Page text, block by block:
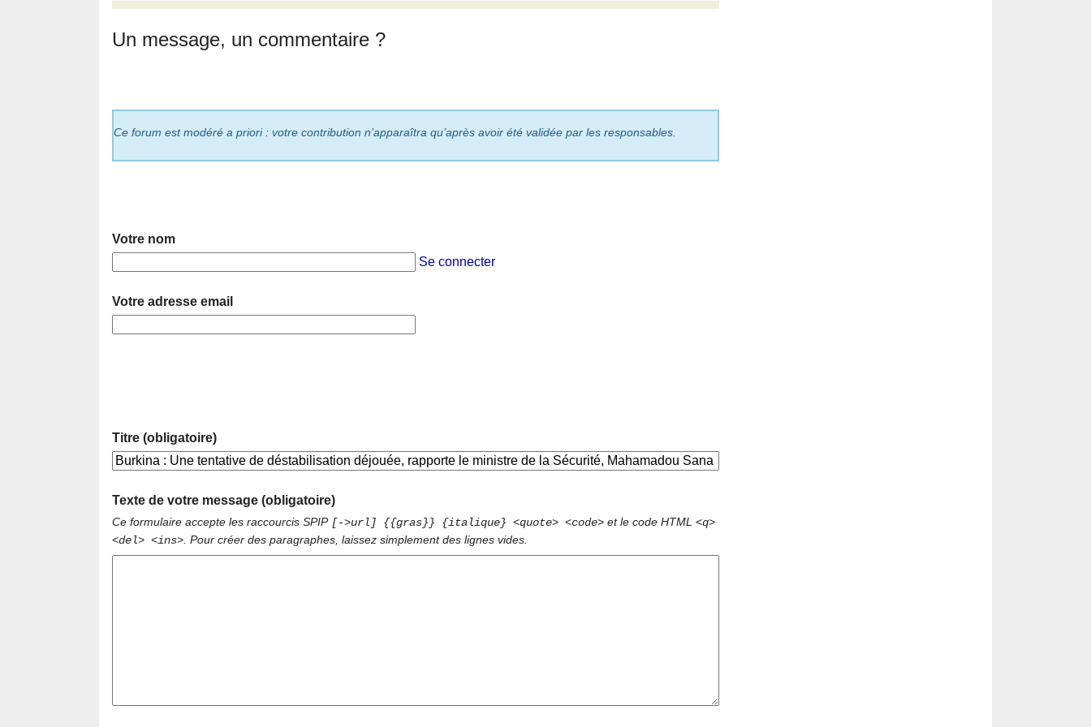
Un message, un commentaire ?
Ce forum est modéré a priori : votre contribution n’apparaîtra qu’après avoir été validée par les responsables.
Votre nom
Se connecter
Votre adresse email
Titre (obligatoire)
Texte de votre message (obligatoire)
Ce formulaire accepte les raccourcis SPIP [->url] {{gras}} {italique} <quote> <code> et le code HTML <q>
<del> <ins> . Pour créer des paragraphes, laissez simplement des lignes vides.